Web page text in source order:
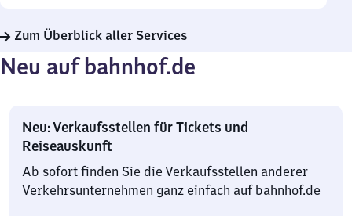
Zum Überblick aller Services
Neu auf bahnhof.de
Neu: Verkaufsstellen für Tickets und
Reiseauskunft
Ab sofort finden Sie die Verkaufsstellen anderer
Verkehrsunternehmen ganz einfach auf bahnhof.de